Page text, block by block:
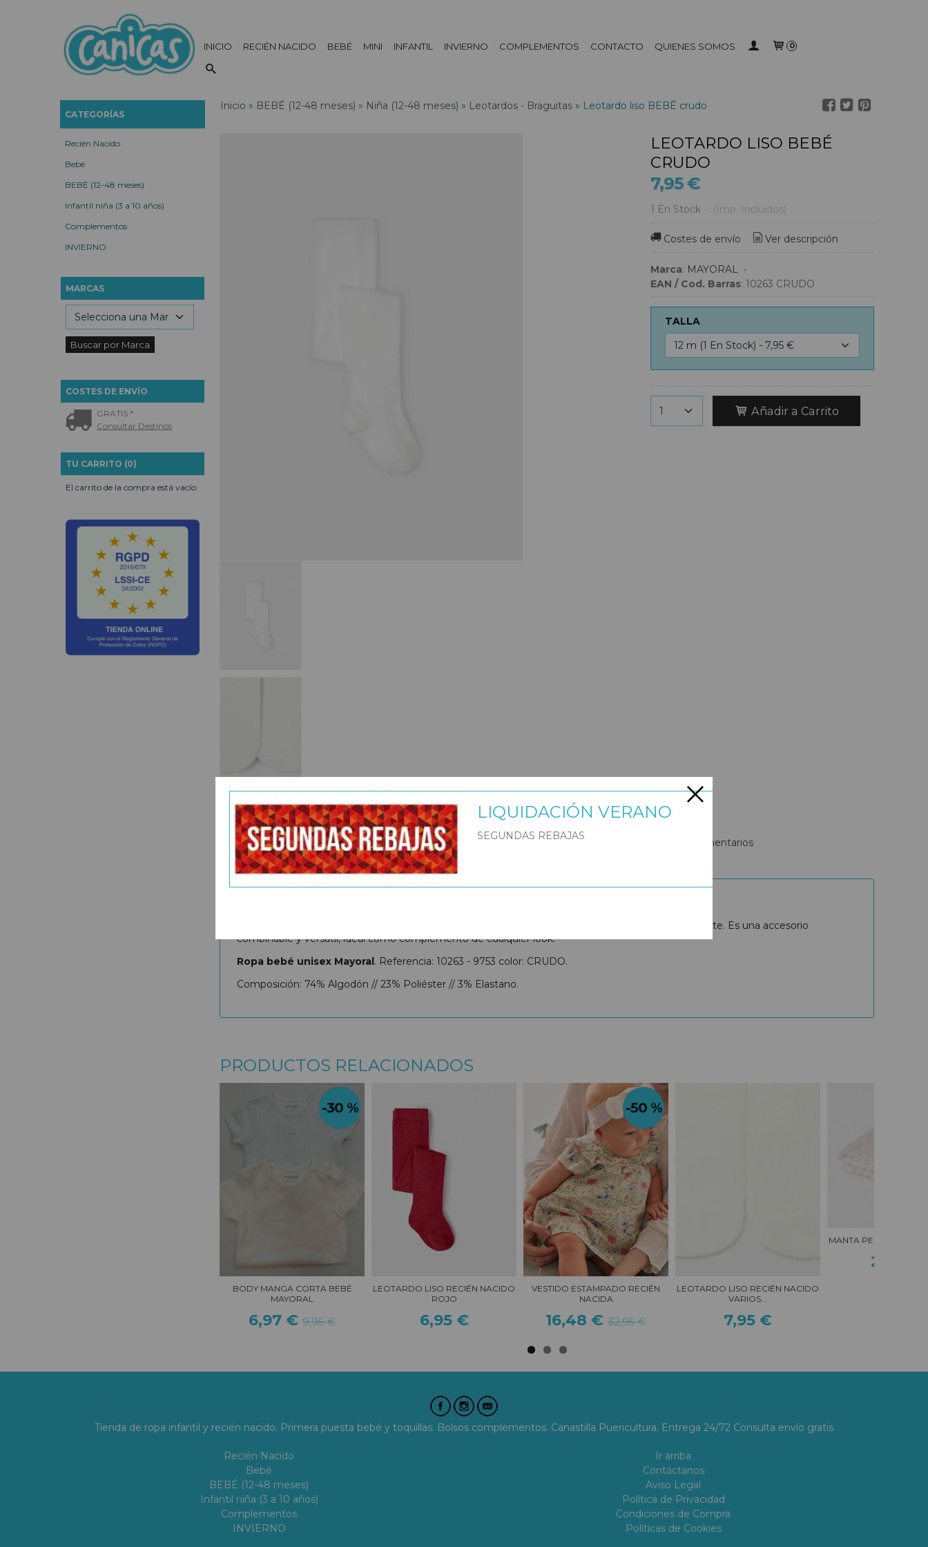
INICIO RECIÉN NACIDO BEBÉ MINI INFANTIL INVIERNO COMPLEMENTOS CONTACTO QUIENES SOMOS 0
CATEGORÍAS
Recién Nacido
Bebé
BEBÉ (12-48 meses)
Infantil niña (3 a 10 años)
Complementos
INVIERNO
MARCAS
COSTES DE ENVÍO
GRATIS *
Consultar Destinos
TU CARRITO (0)
El carrito de la compra está vacío
Inicio » BEBÉ (12-48 meses) » Niña (12-48 meses) » Leotardos - Braguitas » Leotardo liso BEBÉ crudo
LEOTARDO LISO BEBÉ
CRUDO
7,95 €
1 En Stock - (Imp. Incluidos)
Costes de envío Ver descripción
Marca: MAYORAL •
EAN / Cod. Barras: 10263 CRUDO
TALLA
Añadir a Carrito
Categoría:Leotardos - Braguitas|Tags:comprar-leotardo-bebe-mayoral leotardo-crudo-mayoral Comentarios
recién nacido de trama tupida . El diseño tiene cintura elástica para un mejor ajuste. Es una accesorio
combinable y versátil, ideal como complemento de cualquier look.
Ropa bebé unisex Mayoral. Referencia: 10263 - 9753 color: CRUDO.
Composición: 74% Algodón // 23% Poliéster // 3% Elastano.
PRODUCTOS RELACIONADOS
-30 %
BODY MANGA CORTA BEBÉ
MAYORAL
6,97 € 9,95 €
LEOTARDO LISO RECIÉN NACIDO
ROJO
6,95 €
-50 %
VESTIDO ESTAMPADO RECIÉN
NACIDA
16,48 € 32,95 €
LEOTARDO LISO RECIÉN NACIDO
VARIOS...
7,95 €
MANTA PELO DOBLE
22,95
Tienda de ropa infantil y recién nacido. Primera puesta bebé y toquillas. Bolsos complementos. Canastilla Puericultura. Entrega 24/72 Consulta envío gratis
Recién Nacido
Bebé
BEBÉ (12-48 meses)
Infantil niña (3 a 10 años)
Complementos
INVIERNO
Ir arriba
Contáctanos
Aviso Legal
Política de Privacidad
Condiciones de Compra
Políticas de Cookies
LIQUIDACIÓN VERANO
SEGUNDAS REBAJAS